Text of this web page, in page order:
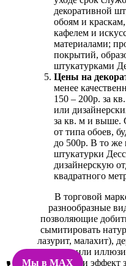
декоративной
обоям и
кафелем и
материалами;
покрытий,
штукатурками
Цены на
менее
150 – 200р. за
или
за кв. м и выше.
от типа обоев,
до 500р. В то же
штукатурки
дизайнерскую
квадратного
В торговой
разнообразные
позволяющие
сымитировать
лазурит, малахит),
покрытие или
поверхности эффект
Мы в MAX